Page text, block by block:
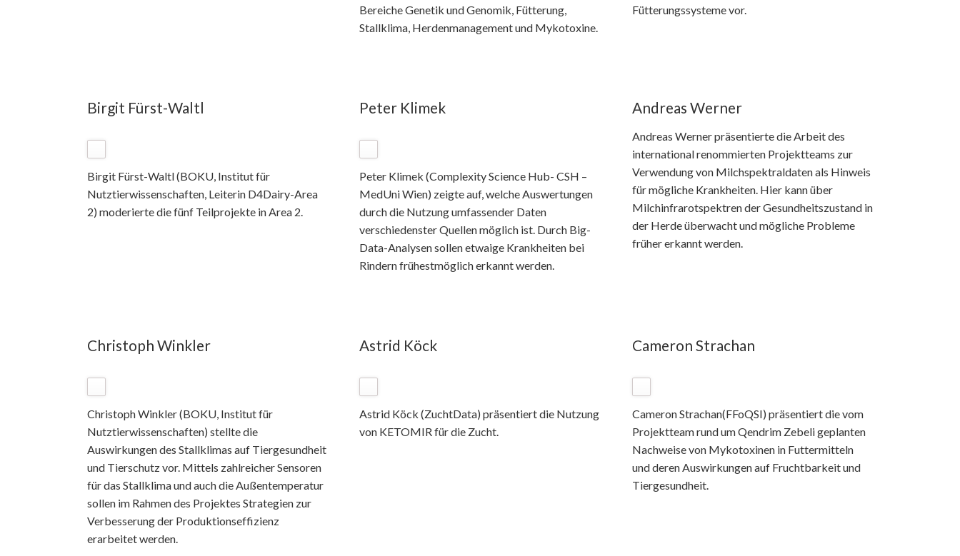
Bereiche Genetik und Genomik, Fütterung,
Stallklima, Herdenmanagement und Mykotoxine.
Fütterungssysteme vor.
Birgit Fürst-Waltl
Birgit Fürst-Waltl (BOKU, Institut für
Nutztierwissenschaften, Leiterin D4Dairy-Area
2) moderierte die fünf Teilprojekte in Area 2.
Peter Klimek
Peter Klimek (Complexity Science Hub- CSH –
MedUni Wien) zeigte auf, welche Auswertungen
durch die Nutzung umfassender Daten
verschiedenster Quellen möglich ist. Durch Big-
Data-Analysen sollen etwaige Krankheiten bei
Rindern frühestmöglich erkannt werden.
Andreas Werner
Andreas Werner präsentierte die Arbeit des
international renommierten Projektteams zur
Verwendung von Milchspektraldaten als Hinweis
für mögliche Krankheiten. Hier kann über
Milchinfrarotspektren der Gesundheitszustand in
der Herde überwacht und mögliche Probleme
früher erkannt werden.
Christoph Winkler
Christoph Winkler (BOKU, Institut für
Nutztierwissenschaften) stellte die
Auswirkungen des Stallklimas auf Tiergesundheit
und Tierschutz vor. Mittels zahlreicher Sensoren
für das Stallklima und auch die Außentemperatur
sollen im Rahmen des Projektes Strategien zur
Verbesserung der Produktionseffizienz
erarbeitet werden.
Astrid Köck
Astrid Köck (ZuchtData) präsentiert die Nutzung
von KETOMIR für die Zucht.
Cameron Strachan
Cameron Strachan(FFoQSI) präsentiert die vom
Projektteam rund um Qendrim Zebeli geplanten
Nachweise von Mykotoxinen in Futtermitteln
und deren Auswirkungen auf Fruchtbarkeit und
Tiergesundheit.